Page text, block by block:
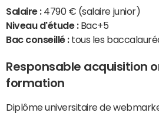
Salaire : 4790 € (salaire junior)
Niveau d'étude :Bac+5
Bac conseillé : tous les
Responsable acquisition
formation
Diplôme universitaire de